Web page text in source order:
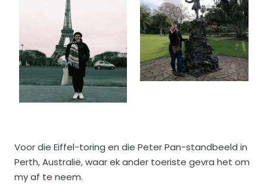
Voor die Eiffel-toring en die Peter Pan-standbeeld in
Perth, Australië, waar ek ander toeriste gevra het om
my af te neem.